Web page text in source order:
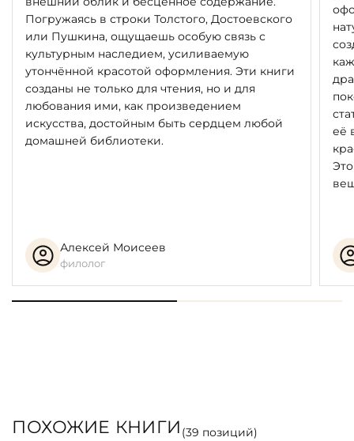
Погружаясь в строки Толстого, Достоевского
или Пушкина, ощущаешь особую связь с
культурным наследием, усиливаемую
утончённой красотой оформления. Эти книги
созданы не только для чтения, но и для
любования ими, как произведением
искусства, достойным быть сердцем любой
домашней библиотеки.
Алексей Моисеев
филолог
её
ПОХОЖИЕ КНИГИ (39 позиций)